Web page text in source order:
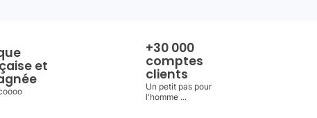
et
+30 000
comptes
clients
Un petit pas pour
l'homme ...